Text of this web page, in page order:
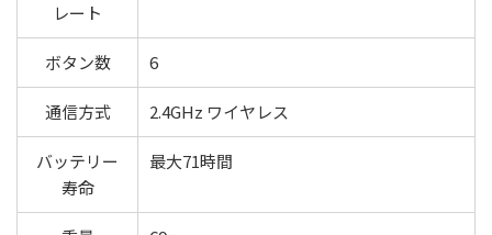
レート
ボタン数 6
通信方式 2.4GHz ワイヤレス
バッテリー
寿命
最大71時間